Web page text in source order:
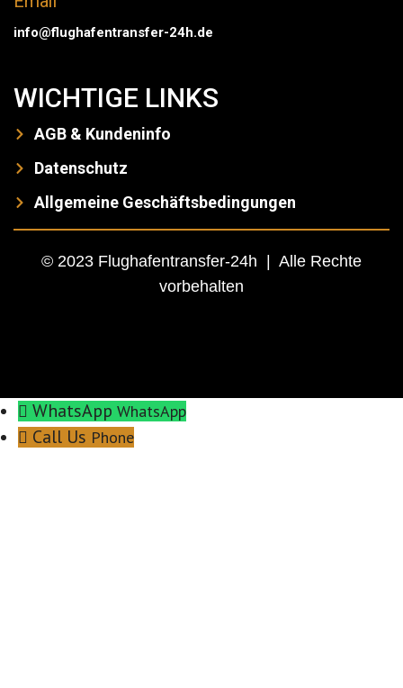
info@flughafentransfer-24h.de
WICHTIGE LINKS
AGB & Kundeninfo
Datenschutz
Allgemeine Geschäftsbedingungen
© 2023 Flughafentransfer-24h | Alle Rechte
vorbehalten
WhatsApp WhatsApp
Call Us Phone